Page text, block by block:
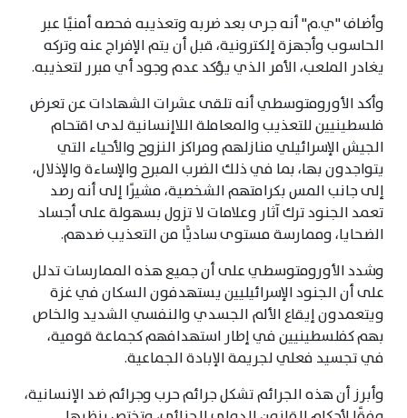
وأضاف "ي.م" أنه جرى بعد ضربه وتعذيبه فحصه أمنيًا عبر
الحاسوب وأجهزة إلكترونية، قبل أن يتم الإفراج عنه وتركه
يغادر الملعب، الأمر الذي يؤكد عدم وجود أي مبرر لتعذيبه.
وأكد الأورومتوسطي أنه تلقى عشرات الشهادات عن تعرض
فلسطينيين للتعذيب والمعاملة اللاإنسانية لدى اقتحام
الجيش الإسرائيلي منازلهم ومراكز النزوح والأحياء التي
يتواجدون بها، بما في ذلك الضرب المبرح والإساءة والإذلال،
إلى جانب المس بكرامتهم الشخصية، مشيرًا إلى أنه رصد
تعمد الجنود ترك آثار وعلامات لا تزول بسهولة على أجساد
الضحايا، وممارسة مستوى ساديًّا من التعذيب ضدهم.
وشدد الأورومتوسطي على أن جميع هذه الممارسات تدلل
على أن الجنود الإسرائيليين يستهدفون السكان في غزة
ويتعمدون إيقاع الألم الجسدي والنفسي الشديد والخاص
بهم كفلسطينيين في إطار استهدافهم كجماعة قومية،
في تجسيد فعلي لجريمة الإبادة الجماعية.
وأبرز أن هذه الجرائم تشكل جرائم حرب وجرائم ضد الإنسانية،